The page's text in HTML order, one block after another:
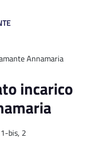
Annamaria
incarico
bis, 2